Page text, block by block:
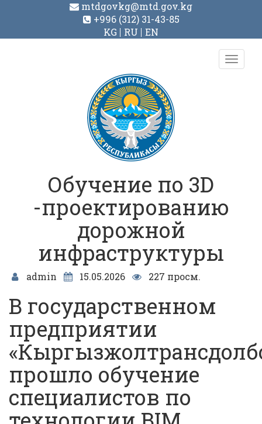
mtdgovkg@mtd.gov.kg
+996 (312) 31-43-85
KG
RU EN
Toggle
Обучение по 3D
-проектированию
дорожной
инфраструктуры
admin 15.05.2026 227 просм.
В государственном
предприятии
прошло обучение
специалистов по